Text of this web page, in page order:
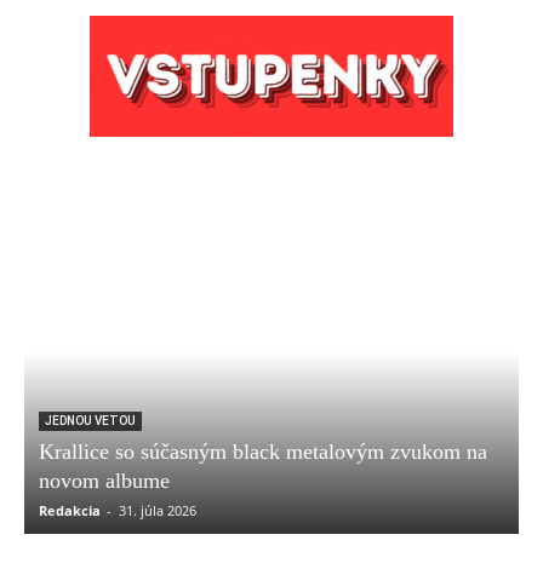
JEDNOU VETOU
Krallice so súčasným black metalovým zvukom na
novom albume
Redakcia - 31. júla 2026